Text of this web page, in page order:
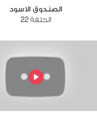
الصندوق الاسود
الحلقة 22